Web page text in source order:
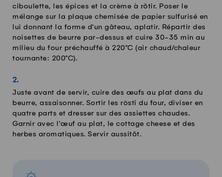
ciboulette, les épices et la crème à rôtir. Poser le
mélange sur la plaque chemisée de papier sulfurisé en
lui donnant la forme d'un gâteau, aplatir. Répartir des
noisettes de beurre par-dessus et cuire 30-35 min au
milieu du four préchauffé à 220°C (air chaud/chaleur
tournante: 200°C).
Juste avant de servir, cuire des œufs au plat dans du
beurre, assaisonner. Sortir les rösti du four, diviser en
quatre parts et dresser sur des assiettes chaudes.
Garnir avec l'œuf au plat, le cottage cheese et des
herbes aromatiques. Servir aussitôt.